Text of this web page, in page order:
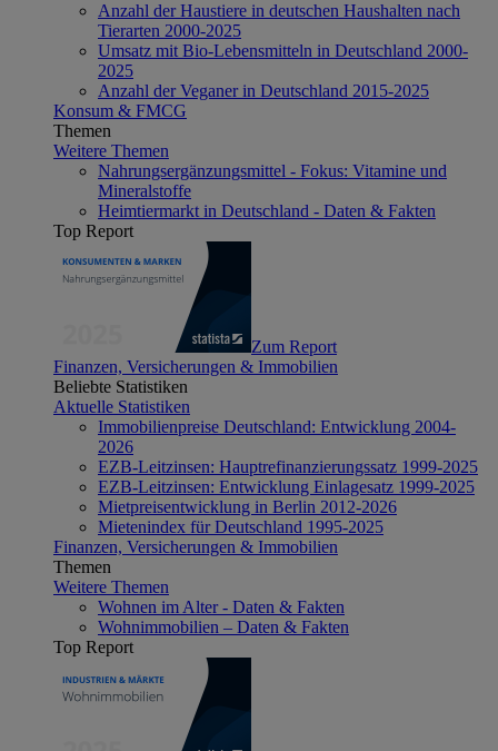
Anzahl der Haustiere in deutschen Haushalten nach
Tierarten 2000-2025
Umsatz mit Bio-Lebensmitteln in Deutschland 2000-
2025
Anzahl der Veganer in Deutschland 2015-2025
Konsum & FMCG
Themen
Weitere Themen
Nahrungsergänzungsmittel - Fokus: Vitamine und
Mineralstoffe
Heimtiermarkt in Deutschland - Daten & Fakten
Top Report
Zum Report
Finanzen, Versicherungen & Immobilien
Beliebte Statistiken
Aktuelle Statistiken
Immobilienpreise Deutschland: Entwicklung 2004-
2026
EZB-Leitzinsen: Hauptrefinanzierungssatz 1999-2025
EZB-Leitzinsen: Entwicklung Einlagesatz 1999-2025
Mietpreisentwicklung in Berlin 2012-2026
Mietenindex für Deutschland 1995-2025
Finanzen, Versicherungen & Immobilien
Themen
Weitere Themen
Wohnen im Alter - Daten & Fakten
Wohnimmobilien – Daten & Fakten
Top Report